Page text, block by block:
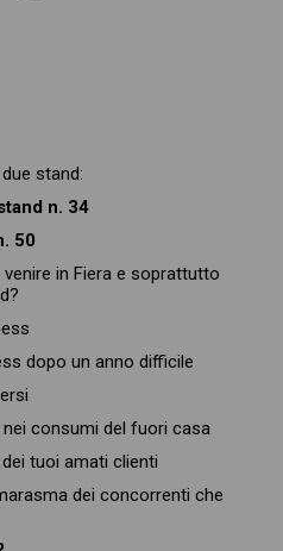
stand:
n. 34
50
in Fiera e soprattutto
dopo un anno difficile
consumi del fuori casa
tuoi amati clienti
dei concorrenti che